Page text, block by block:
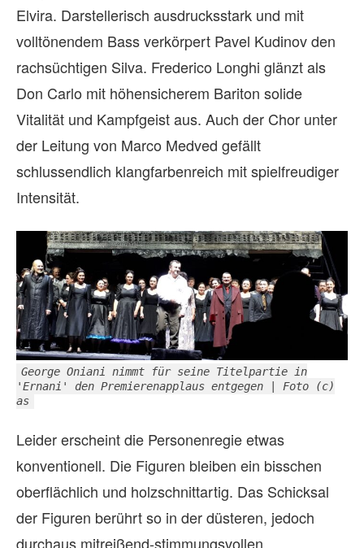
Elvira. Darstellerisch ausdrucksstark und mit
volltönendem Bass verkörpert Pavel Kudinov den
rachsüchtigen Silva. Frederico Longhi glänzt als
Don Carlo mit höhensicherem Bariton solide
Vitalität und Kampfgeist aus. Auch der Chor unter
der Leitung von Marco Medved gefällt
schlussendlich klangfarbenreich mit spielfreudiger
Intensität.
George Oniani nimmt für seine Titelpartie in
'Ernani' den Premierenapplaus entgegen | Foto (c)
as
Leider erscheint die Personenregie etwas
konventionell. Die Figuren bleiben ein bisschen
oberflächlich und holzschnittartig. Das Schicksal
der Figuren berührt so in der düsteren, jedoch
durchaus mitreißend-stimmungsvollen